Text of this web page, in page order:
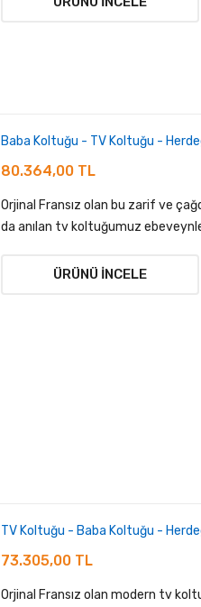
Baba Koltuğu - TV Koltuğu -
80.364,00 TL
Orjinal Fransız olan bu zarif ve
da anılan tv koltuğumuz
ÜRÜNÜ İNCELE
TV Koltuğu - Baba Koltuğu -
73.305,00 TL
Orjinal Fransız olan modern tv